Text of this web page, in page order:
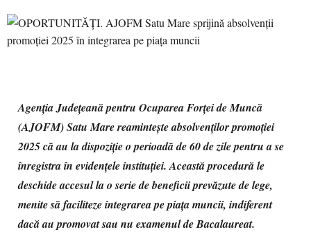
Agenţia Judeţeană pentru Ocuparea Forţei de Muncă
(AJOFM) Satu Mare reaminteşte absolvenţilor promoţiei
2025 că au la dispoziţie o perioadă de 60 de zile pentru a se
înregistra în evidenţele instituţiei. Această procedură le
deschide accesul la o serie de beneficii prevăzute de lege,
menite să faciliteze integrarea pe piaţa muncii, indiferent
dacă au promovat sau nu examenul de Bacalaureat.